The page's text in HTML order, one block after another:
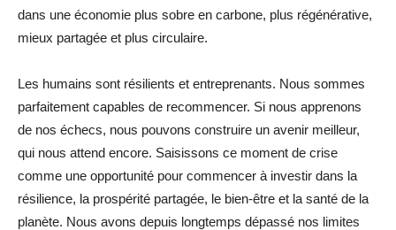
dans une économie plus sobre en carbone, plus régénérative,
mieux partagée et plus circulaire.
Les humains sont résilients et entreprenants. Nous sommes
parfaitement capables de recommencer. Si nous apprenons
de nos échecs, nous pouvons construire un avenir meilleur,
qui nous attend encore. Saisissons ce moment de crise
comme une opportunité pour commencer à investir dans la
résilience, la prospérité partagée, le bien-être et la santé de la
planète. Nous avons depuis longtemps dépassé nos limites